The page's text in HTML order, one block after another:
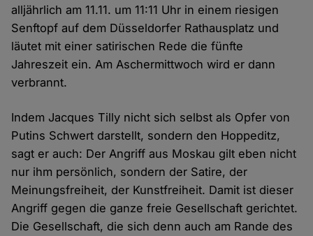
alljährlich am 11.11. um 11:11 Uhr in einem riesigen
Senftopf auf dem Düsseldorfer Rathausplatz und
läutet mit einer satirischen Rede die fünfte
Jahreszeit ein. Am Aschermittwoch wird er dann
verbrannt.
Indem Jacques Tilly nicht sich selbst als Opfer von
Putins Schwert darstellt, sondern den Hoppeditz,
sagt er auch: Der Angriff aus Moskau gilt eben nicht
nur ihm persönlich, sondern der Satire, der
Meinungsfreiheit, der Kunstfreiheit. Damit ist dieser
Angriff gegen die ganze freie Gesellschaft gerichtet.
Die Gesellschaft, die sich denn auch am Rande des